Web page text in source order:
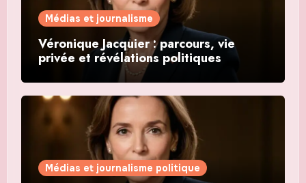
Médias et journalisme
Véronique Jacquier : parcours, vie
privée et révélations politiques
Médias et journalisme politique